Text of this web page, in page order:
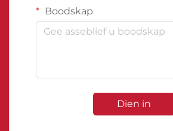
Boodskap
Dien in